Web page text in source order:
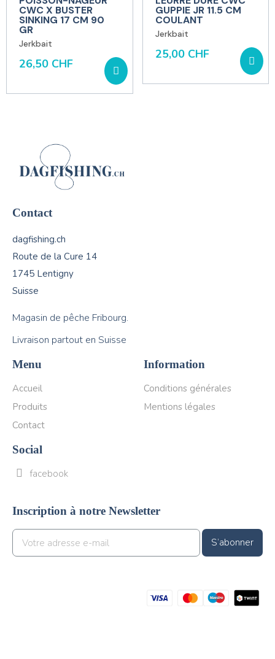
CWC X BUSTER
SINKING 17 CM 90
GR
Jerkbait
26,50 CHF
GUPPIE JR 11.5 CM
COULANT
Jerkbait
25,00 CHF
Contact
dagfishing.ch
Route de la Cure 14
1745 Lentigny
Suisse
Magasin de pêche Fribourg.
Livraison partout en Suisse
Menu
Accueil
Produits
Contact
Information
Conditions générales
Mentions légales
Social
facebook
Inscription à notre Newsletter
S’abonner